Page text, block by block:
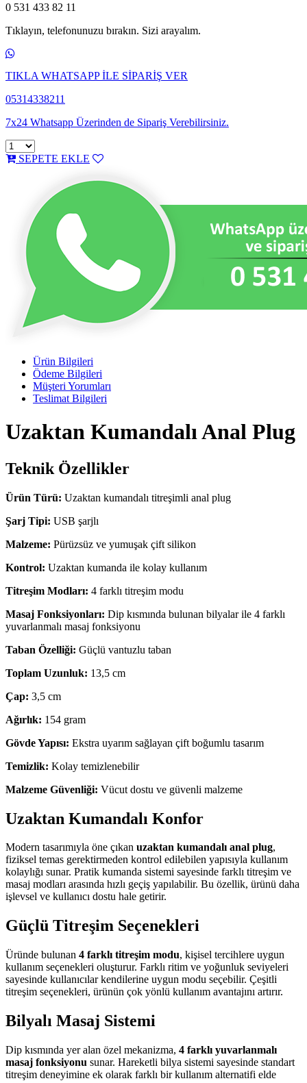
0 531 433 82 11
Tıklayın, telefonunuzu bırakın. Sizi arayalım.
TIKLA WHATSAPP İLE SİPARİŞ VER
05314338211
7x24 Whatsapp Üzerinden de Sipariş Verebilirsiniz.
SEPETE EKLE
Ürün Bilgileri
Ödeme Bilgileri
Müşteri Yorumları
Teslimat Bilgileri
Uzaktan Kumandalı Anal Plug
Teknik Özellikler
Ürün Türü: Uzaktan kumandalı titreşimli anal plug
Şarj Tipi: USB şarjlı
Malzeme: Pürüzsüz ve yumuşak çift silikon
Kontrol: Uzaktan kumanda ile kolay kullanım
Titreşim Modları: 4 farklı titreşim modu
Masaj Fonksiyonları: Dip kısmında bulunan bilyalar ile 4 farklı
yuvarlanmalı masaj fonksiyonu
Taban Özelliği: Güçlü vantuzlu taban
Toplam Uzunluk: 13,5 cm
Çap: 3,5 cm
Ağırlık: 154 gram
Gövde Yapısı: Ekstra uyarım sağlayan çift boğumlu tasarım
Temizlik: Kolay temizlenebilir
Malzeme Güvenliği: Vücut dostu ve güvenli malzeme
Uzaktan Kumandalı Konfor
Modern tasarımıyla öne çıkan uzaktan kumandalı anal plug,
fiziksel temas gerektirmeden kontrol edilebilen yapısıyla kullanım
kolaylığı sunar. Pratik kumanda sistemi sayesinde farklı titreşim ve
masaj modları arasında hızlı geçiş yapılabilir. Bu özellik, ürünü daha
işlevsel ve kullanıcı dostu hale getirir.
Güçlü Titreşim Seçenekleri
Üründe bulunan 4 farklı titreşim modu, kişisel tercihlere uygun
kullanım seçenekleri oluşturur. Farklı ritim ve yoğunluk seviyeleri
sayesinde kullanıcılar kendilerine uygun modu seçebilir. Çeşitli
titreşim seçenekleri, ürünün çok yönlü kullanım avantajını artırır.
Bilyalı Masaj Sistemi
Dip kısmında yer alan özel mekanizma, 4 farklı yuvarlanmalı
masaj fonksiyonu sunar. Hareketli bilya sistemi sayesinde standart
titreşim deneyimine ek olarak farklı bir kullanım alternatifi elde